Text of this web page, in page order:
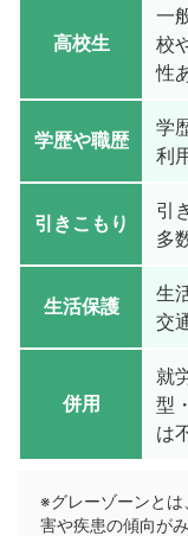
高校生
一
校
性
学歴や職歴
学
利
引きこもり
引
多
生活保護
生
交
併用
就
型
は
※グレーゾーンと
害や疾患の傾向が